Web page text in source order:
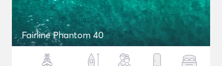
Fairline Phantom 40